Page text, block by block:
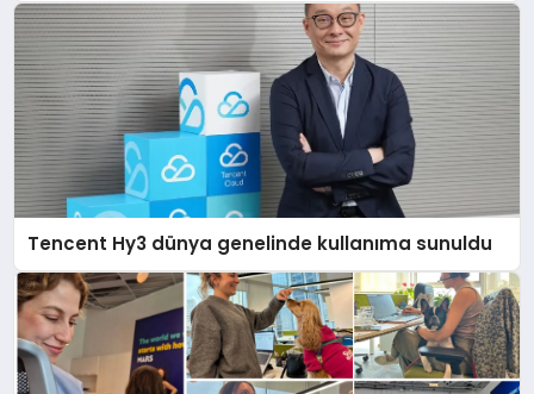
Tencent Hy3 dünya genelinde kullanıma sunuldu